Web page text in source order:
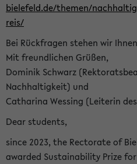
bielefeld.de/themen/
reis/
Bei Rückfragen stehen wir
Mit freundlichen Grüßen,
Dominik Schwarz
Nachhaltigkeit) und
Catharina Wessing (Leiterin
Dear students,
since 2023, the Rectorate of
awarded Sustainability Prize